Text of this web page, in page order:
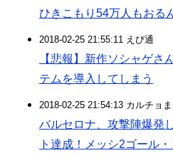
ひきこもり54万人もおる
2018-02-25 21:55:11 えび通
【悲報】新作ソシャゲさ
テムを導入してしまう
2018-02-25 21:54:13 カルチョ
バルセロナ、攻撃陣爆発
ト達成！メッシ2ゴール